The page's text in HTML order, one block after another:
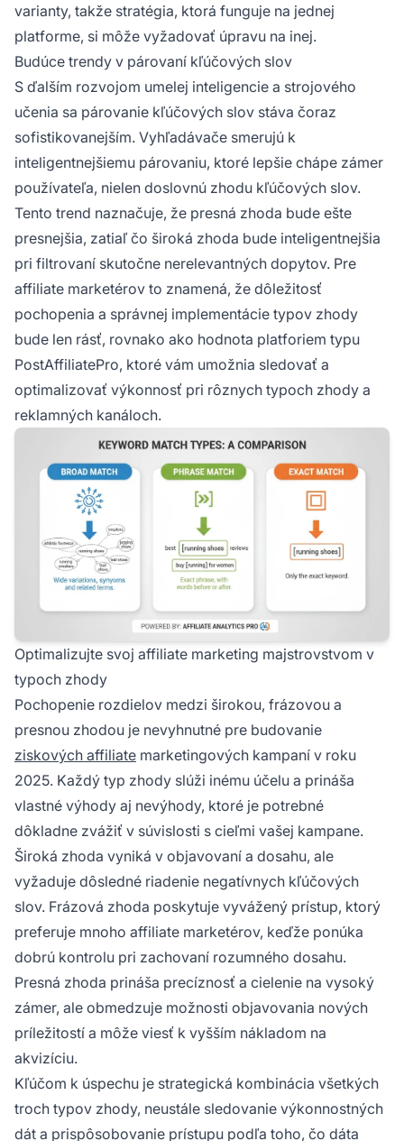
varianty, takže stratégia, ktorá funguje na jednej
platforme, si môže vyžadovať úpravu na inej.
Budúce trendy v párovaní kľúčových slov
S ďalším rozvojom umelej inteligencie a strojového
učenia sa párovanie kľúčových slov stáva čoraz
sofistikovanejším. Vyhľadávače smerujú k
inteligentnejšiemu párovaniu, ktoré lepšie chápe zámer
používateľa, nielen doslovnú zhodu kľúčových slov.
Tento trend naznačuje, že presná zhoda bude ešte
presnejšia, zatiaľ čo široká zhoda bude inteligentnejšia
pri filtrovaní skutočne nerelevantných dopytov. Pre
affiliate marketérov to znamená, že dôležitosť
pochopenia a správnej implementácie typov zhody
bude len rásť, rovnako ako hodnota platforiem typu
PostAffiliatePro, ktoré vám umožnia sledovať a
optimalizovať výkonnosť pri rôznych typoch zhody a
reklamných kanáloch.
Optimalizujte svoj affiliate marketing majstrovstvom v
typoch zhody
Pochopenie rozdielov medzi širokou, frázovou a
presnou zhodou je nevyhnutné pre budovanie
ziskových affiliate marketingových kampaní v roku
2025. Každý typ zhody slúži inému účelu a prináša
vlastné výhody aj nevýhody, ktoré je potrebné
dôkladne zvážiť v súvislosti s cieľmi vašej kampane.
Široká zhoda vyniká v objavovaní a dosahu, ale
vyžaduje dôsledné riadenie negatívnych kľúčových
slov. Frázová zhoda poskytuje vyvážený prístup, ktorý
preferuje mnoho affiliate marketérov, keďže ponúka
dobrú kontrolu pri zachovaní rozumného dosahu.
Presná zhoda prináša precíznosť a cielenie na vysoký
zámer, ale obmedzuje možnosti objavovania nových
príležitostí a môže viesť k vyšším nákladom na
akvizíciu.
Kľúčom k úspechu je strategická kombinácia všetkých
troch typov zhody, neustále sledovanie výkonnostných
dát a prispôsobovanie prístupu podľa toho, čo dáta